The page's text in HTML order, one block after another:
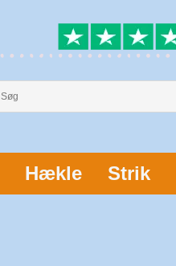
Hækle Strik